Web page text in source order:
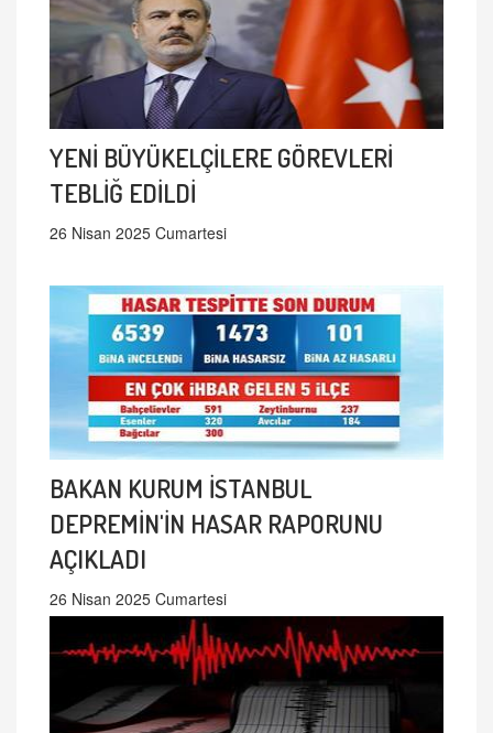
YENİ BÜYÜKELÇİLERE GÖREVLERİ
TEBLİĞ EDİLDİ
26 Nisan 2025 Cumartesi
BAKAN KURUM İSTANBUL
DEPREMİN'İN HASAR RAPORUNU
AÇIKLADI
26 Nisan 2025 Cumartesi